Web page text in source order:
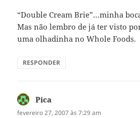
“Double Cream Brie”…minha
Mas não lembro de já ter visto
uma olhadinha no Whole Foods.
RESPONDER
Pica
fevereiro 27, 2007 às 7:29 am